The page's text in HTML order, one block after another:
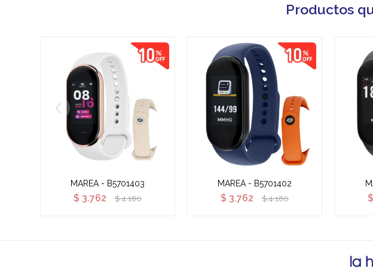
Productos
MAREA - B5701403
$ 3.762 $ 4.180
MAREA - B5701402
$ 3.762 $ 4.180 $